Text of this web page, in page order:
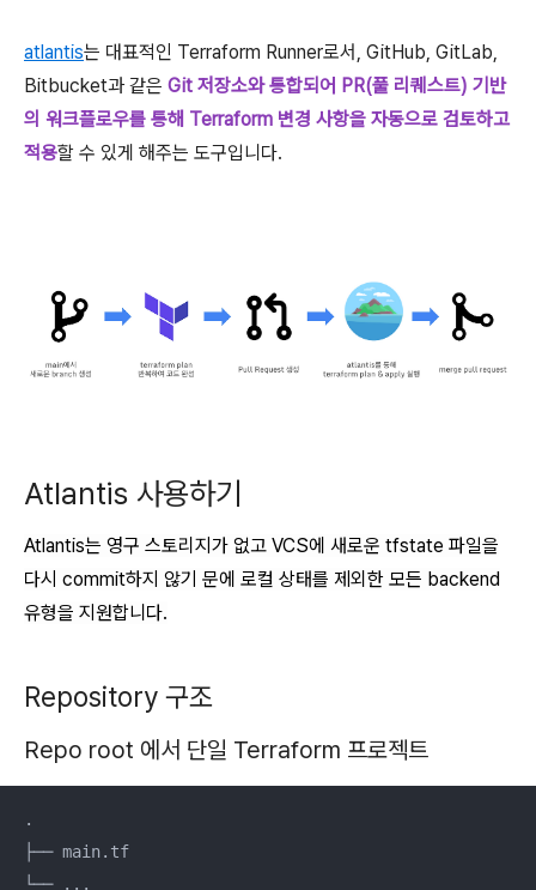
atlantis는 대표적인 Terraform Runner로서, GitHub, GitLab,
Bitbucket과 같은 Git 저장소와 통합되어 PR(풀 리퀘스트) 기반
의 워크플로우를 통해 Terraform 변경 사항을 자동으로 검토하고
적용할 수 있게 해주는 도구입니다.
Atlantis 사용하기
Atlantis는 영구 스토리지가 없고 VCS에 새로운 tfstate 파일을
다시 commit하지 않기 문에 로컬 상태를 제외한 모든 backend
유형을 지원합니다.
Repository 구조
Repo root 에서 단일 Terraform 프로젝트
.
├── main.tf
└── ...